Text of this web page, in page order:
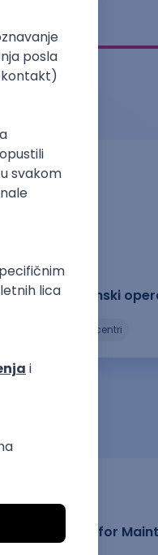
Telefonski
pozivni centri
Support Agent for